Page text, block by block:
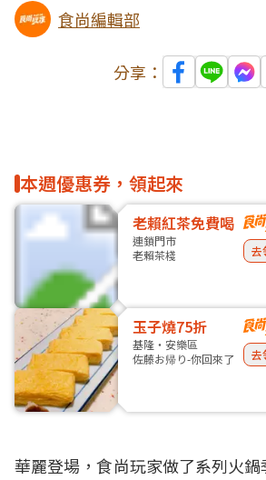
食尚編輯部
分享：
本週優惠券，領起來
老賴紅茶免費喝
連鎖門市
老賴茶棧
去
玉子燒75折
基隆・安樂區
佐藤お帰り-你回來了
去
華麗登場，食尚玩家做了系列火